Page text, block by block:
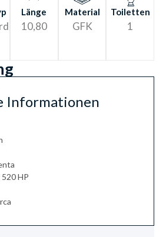
Länge
10,80
Material
GFK
Toiletten
1
Informationen
520 HP